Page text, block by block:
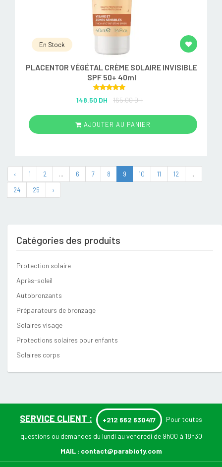
En Stock
PLACENTOR VÉGÉTAL CRÈME SOLAIRE INVISIBLE
SPF 50+ 40ml
out of 5
148.50 DH 165.00 DH
AJOUTER AU PANIER
‹ 1 2 ... 6 7 8 9 10 11 12
...
24
25 ›
Catégories des produits
Protection solaire
Après-soleil
Autobronzants
Préparateurs de bronzage
Solaires visage
Protections solaires pour enfants
Solaires corps
SERVICE CLIENT : +212 662 630417 Pour toutes
questions ou demandes du lundi au vendredi de 9h00 à 18h30
MAIL : contact@parabioty.com